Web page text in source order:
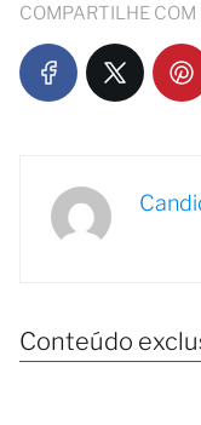
COMPARTILHE COM
Conteúdo